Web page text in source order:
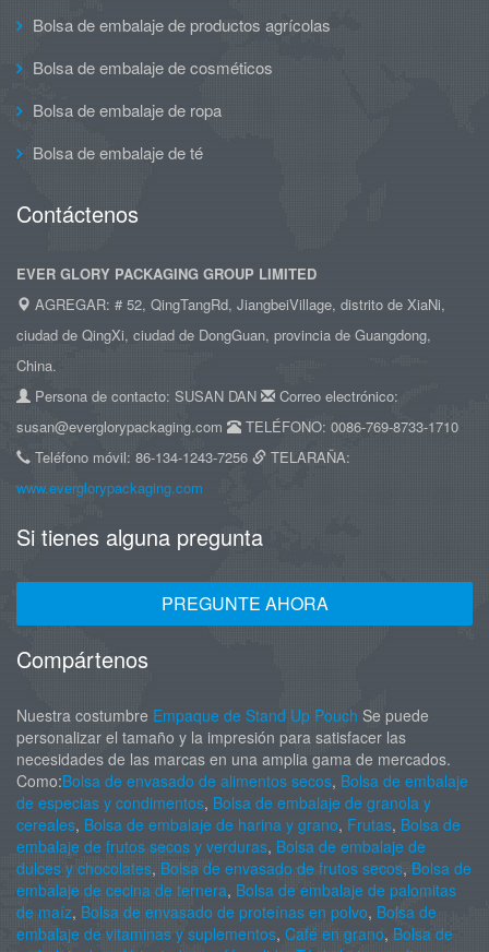
Bolsa de embalaje de productos agrícolas
Bolsa de embalaje de cosméticos
Bolsa de embalaje de ropa
Bolsa de embalaje de té
Contáctenos
EVER GLORY PACKAGING GROUP LIMITED
AGREGAR: # 52, QingTangRd, JiangbeiVillage, distrito de XiaNi,
ciudad de QingXi, ciudad de DongGuan, provincia de Guangdong,
China.
Persona de contacto: SUSAN DAN
Correo electrónico:
susan@everglorypackaging.com
TELÉFONO: 0086-769-8733-1710
Teléfono móvil: 86-134-1243-7256
TELARAÑA:
www.everglorypackaging.com
Si tienes alguna pregunta
PREGUNTE AHORA
Compártenos
Nuestra costumbre Empaque de Stand Up Pouch Se puede
personalizar el tamaño y la impresión para satisfacer las
necesidades de las marcas en una amplia gama de mercados.
Como:Bolsa de envasado de alimentos secos, Bolsa de embalaje
de especias y condimentos, Bolsa de embalaje de granola y
cereales, Bolsa de embalaje de harina y grano, Frutas, Bolsa de
embalaje de frutos secos y verduras, Bolsa de embalaje de
dulces y chocolates, Bolsa de envasado de frutos secos, Bolsa de
embalaje de cecina de ternera, Bolsa de embalaje de palomitas
de maíz, Bolsa de envasado de proteínas en polvo, Bolsa de
embalaje de vitaminas y suplementos, Café en grano, Bolsa de